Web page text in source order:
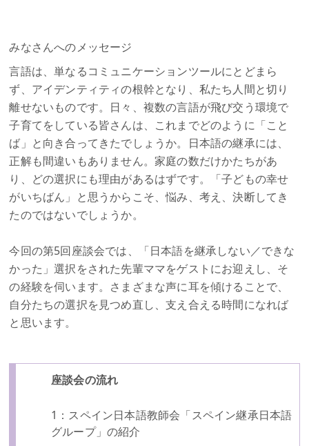
みなさんへのメッセージ
言語は、単なるコミュニケーションツールにとどまら
ず、アイデンティティの根幹となり、私たち人間と切り
離せないものです。日々、複数の言語が飛び交う環境で
子育てをしている皆さんは、これまでどのように「こと
ば」と向き合ってきたでしょうか。日本語の継承には、
正解も間違いもありません。家庭の数だけかたちがあ
り、どの選択にも理由があるはずです。「子どもの幸せ
がいちばん」と思うからこそ、悩み、考え、決断してき
たのではないでしょうか。
今回の第5回座談会では、「日本語を継承しない／できな
かった」選択をされた先輩ママをゲストにお迎えし、そ
の経験を伺います。さまざまな声に耳を傾けることで、
自分たちの選択を見つめ直し、支え合える時間になれば
と思います。
座談会の流れ
1：スペイン日本語教師会「スペイン継承日本語
グループ」の紹介